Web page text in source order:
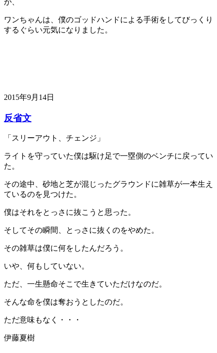
が、
ワンちゃんは、僕のゴッドハンドによる手術をしてびっくり
するぐらい元気になりました。
2015年9月14日
反省文
「スリーアウト、チェンジ」
ライトを守っていた僕は駆け足で一塁側のベンチに戻ってい
た。
その途中、砂地と芝が混じったグラウンドに雑草が一本生え
ているのを見つけた。
僕はそれをとっさに抜こうと思った。
そしてその瞬間、とっさに抜くのをやめた。
その雑草は僕に何をしたんだろう。
いや、何もしていない。
ただ、一生懸命そこで生きていただけなのだ。
そんな命を僕は奪おうとしたのだ。
ただ意味もなく・・・
伊藤夏樹